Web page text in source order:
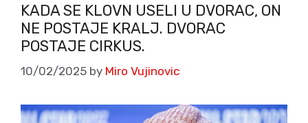
KADA SE KLOVN USELI U DVORAC, ON
NE POSTAJE KRALJ. DVORAC
POSTAJE CIRKUS.
10/02/2025 by Miro Vujinovic